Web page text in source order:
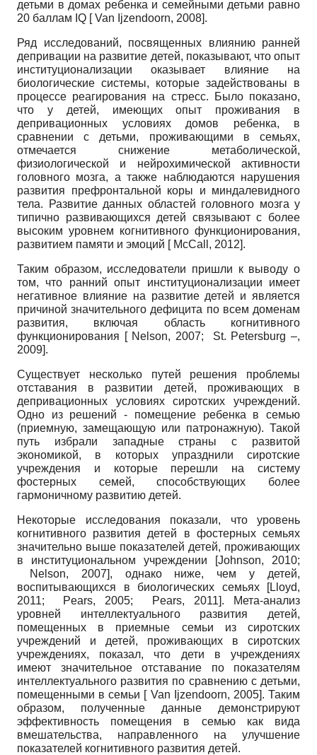
детьми в домах ребенка и семейными детьми равно
20 баллам IQ [Van Ijzendoorn, 2008].
Ряд исследований, посвященных влиянию ранней
депривации на развитие детей, показывают, что опыт
институционализации оказывает влияние на
биологические системы, которые задействованы в
процессе реагирования на стресс. Было показано,
что у детей, имеющих опыт проживания в
депривационных условиях домов ребенка, в
сравнении с детьми, проживающими в семьях,
отмечается снижение метаболической,
физиологической и нейрохимической активности
головного мозга, а также наблюдаются нарушения
развития префронтальной коры и миндалевидного
тела. Развитие данных областей головного мозга у
типично развивающихся детей связывают с более
высоким уровнем когнитивного функционирования,
развитием памяти и эмоций [McCall, 2012].
Таким образом, исследователи пришли к выводу о
том, что ранний опыт институционализации имеет
негативное влияние на развитие детей и является
причиной значительного дефицита по всем доменам
развития, включая область когнитивного
функционирования [Nelson, 2007;
St. Petersburg –,
2009].
Существует несколько путей решения проблемы
отставания в развитии детей, проживающих в
депривационных условиях сиротских учреждений.
Одно из решений - помещение ребенка в семью
(приемную, замещающую или патронажную). Такой
путь избрали западные страны с развитой
экономикой, в которых упразднили сиротские
учреждения и которые перешли на систему
фостерных семей, способствующих более
гармоничному развитию детей.
Некоторые исследования показали, что уровень
когнитивного развития детей в фостерных семьях
значительно выше показателей детей, проживающих
в институциональном учреждении
[Johnson, 2010;
Nelson, 2007], однако ниже, чем у детей,
воспитывающихся в биологических семьях
[Lloyd,
2011; Pears, 2005; Pears, 2011]. Мета-анализ
уровней интеллектуального развития детей,
помещенных в приемные семьи из сиротских
учреждений и детей, проживающих в сиротских
учреждениях, показал, что дети в учреждениях
имеют значительное отставание по показателям
интеллектуального развития по сравнению с детьми,
помещенными в семьи [Van Ijzendoorn, 2005]. Таким
образом, полученные данные демонстрируют
эффективность помещения в семью как вида
вмешательства, направленного на улучшение
показателей когнитивного развития детей.